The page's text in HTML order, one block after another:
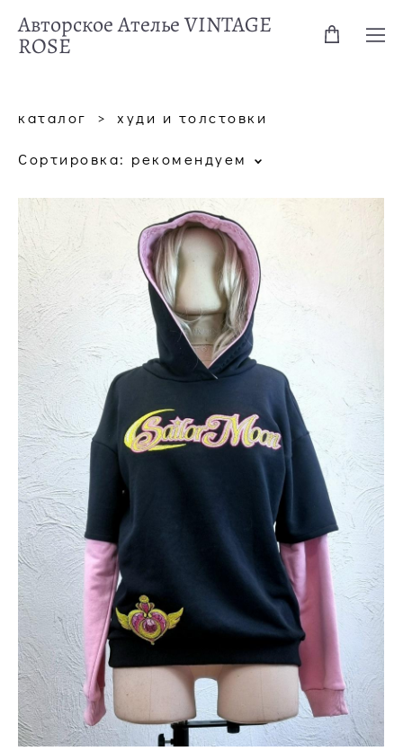
Авторское Ателье VINTAGE
ROSE
каталог > худи и толстовки
Сортировка: рекомендуем